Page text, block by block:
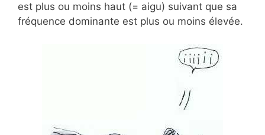
est plus ou moins haut (= aigu) suivant que sa
fréquence dominante est plus ou moins élevée.